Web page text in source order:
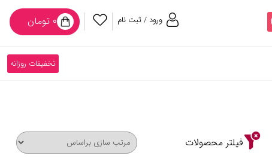
ورود / ثبت نام ۰ تومان
تخفیفات روزانه
فیلتر محصولات